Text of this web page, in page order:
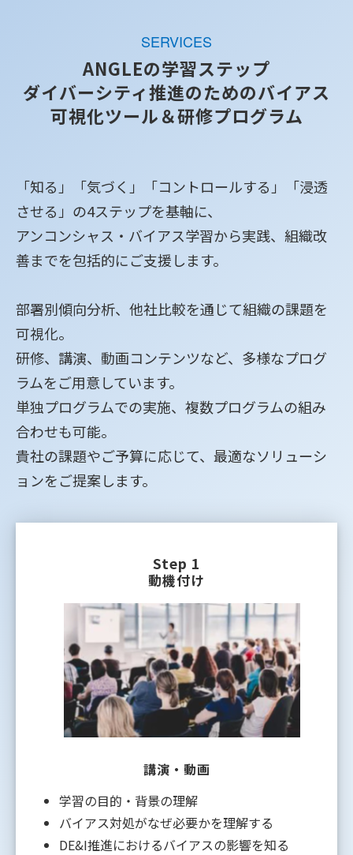
SERVICES
ANGLEの学習ステップ
ダイバーシティ推進のためのバイアス
可視化ツール＆研修プログラム
「知る」「気づく」「コントロールする」「浸透
させる」の4ステップを基軸に、
アンコンシャス・バイアス学習から実践、組織改
善までを包括的にご支援します。
部署別傾向分析、他社比較を通じて組織の課題を
可視化。
研修、講演、動画コンテンツなど、多様なプログ
ラムをご用意しています。
単独プログラムでの実施、複数プログラムの組み
合わせも可能。
貴社の課題やご予算に応じて、最適なソリューシ
ョンをご提案します。
Step 1
動機付け
講演・動画
学習の目的・背景の理解
バイアス対処がなぜ必要かを理解する
DE&I推進におけるバイアスの影響を知る